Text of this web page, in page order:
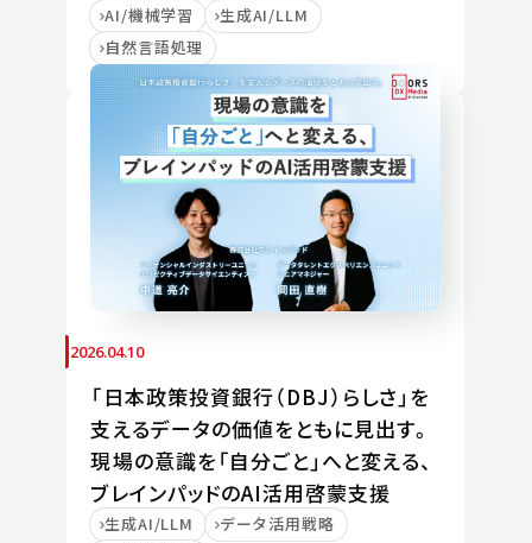
AI/機械学習
生成AI/LLM
自然言語処理
2026.04.10
「日本政策投資銀行（DBJ）らしさ」を
支えるデータの価値をともに見出す。
現場の意識を「自分ごと」へと変える、
ブレインパッドのAI活用啓蒙支援
生成AI/LLM
データ活用戦略